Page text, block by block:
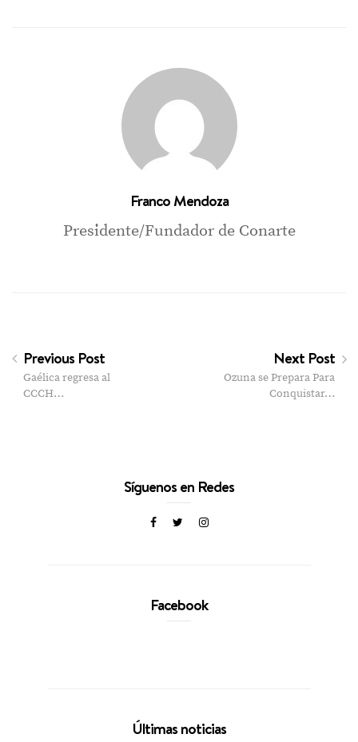
Franco Mendoza
Presidente/Fundador de Conarte
Previous Post
Gaélica regresa al
CCCH…
Next Post
Ozuna se Prepara Para
Conquistar…
Síguenos en Redes
Facebook
Últimas noticias